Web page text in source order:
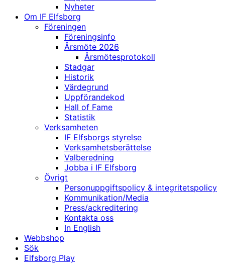
Nyheter
Om IF Elfsborg
Föreningen
Föreningsinfo
Årsmöte 2026
Årsmötesprotokoll
Stadgar
Historik
Värdegrund
Uppförandekod
Hall of Fame
Statistik
Verksamheten
IF Elfsborgs styrelse
Verksamhetsberättelse
Valberedning
Jobba i IF Elfsborg
Övrigt
Personuppgiftspolicy & integritetspolicy
Kommunikation/Media
Press/ackreditering
Kontakta oss
In English
Webbshop
Sök
Elfsborg Play